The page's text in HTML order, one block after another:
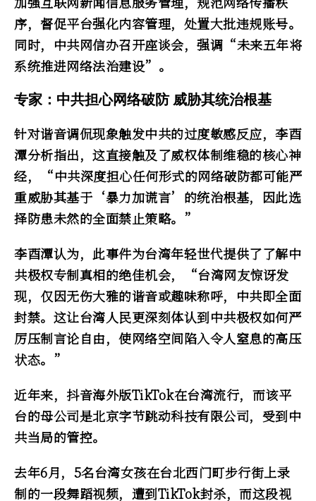
序，督促平台强化内容管理，处置大批违规账号。
同时，中共网信办召开座谈会，强调“未来五年将
系统推进网络法治建设”。
专家：中共担心网络破防 威胁其统治根基
针对谐音调侃现象触发中共的过度敏感反应，李酉
潭分析指出，这直接触及了威权体制维稳的核心神
经，“中共深度担心任何形式的网络破防都可能严
重威胁其基于‘暴力加谎言’的统治根基，因此选
择防患未然的全面禁止策略。”
李酉潭认为，此事件为台湾年轻世代提供了了解中
共极权专制真相的绝佳机会，“台湾网友惊讶发
现，仅因无伤大雅的谐音或趣味称呼，中共即全面
封禁。这让台湾人民更深刻体认到中共极权如何严
厉压制言论自由，使网络空间陷入令人窒息的高压
状态。”
近年来，抖音海外版TikTok在台湾流行，而该平
台的母公司是北京字节跳动科技有限公司，受到中
共当局的管控。
去年6月，5名台湾女孩在台北西门町步行街上录
制的一段舞蹈视频，遭到TikTok封杀，而这段视